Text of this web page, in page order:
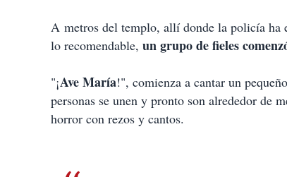
A metros del templo, allí donde la policía ha
lo recomendable, un grupo de fieles
"¡Ave María!", comienza a cantar un
personas se unen y pronto son alrededor de
horror con rezos y cantos.